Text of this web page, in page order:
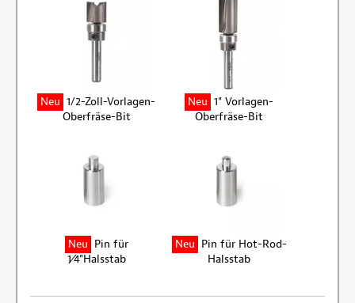
Neu 1/2-Zoll-Vorlagen-
Oberfräse-Bit
Neu 1" Vorlagen-
Oberfräse-Bit
Neu Pin für
1⁄4"Halsstab
Neu Pin für Hot-Rod-
Halsstab